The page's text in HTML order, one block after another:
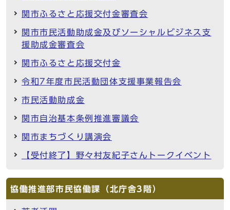
関市ふるさと応援交付金審査会
関市市民活動助成金及びソーシャルビジネス支
援助成金審査会
関市ふるさと応援交付金
令和7年度市民活動団体支援事業報告会
市民活動助成金
関市自治基本条例推進審議会
関市まちづくり講演会
【受付終了】野々村友紀子さんトークイベント
協働推進部市民協働課（北庁舎3階）